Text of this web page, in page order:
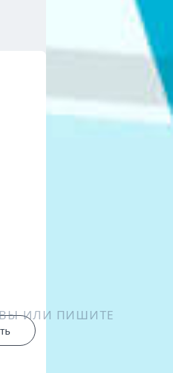
ИЛИ ПИШИТЕ